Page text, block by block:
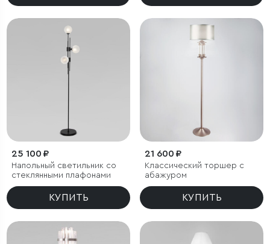
25 100 ₽
Напольный светильник со
стеклянными плафонами
КУПИТЬ
21 600 ₽
Классический торшер с
абажуром
КУПИТЬ